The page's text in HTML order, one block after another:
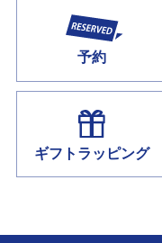
予約
ギフトラッピング